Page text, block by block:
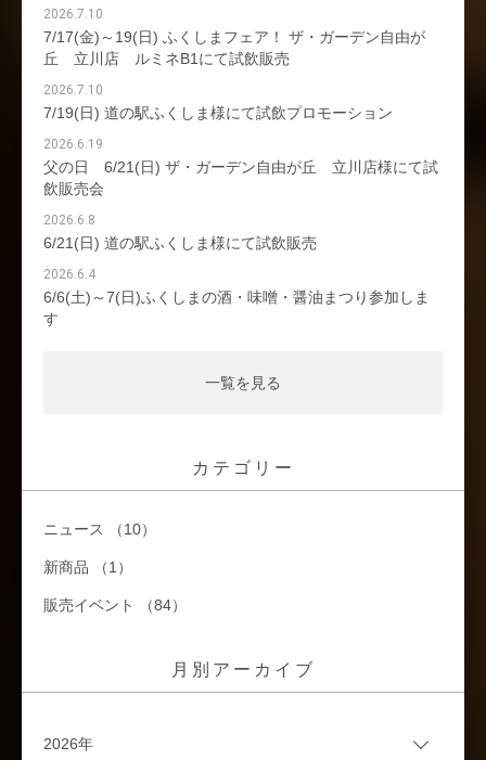
2026.7.10
7/17(金)～19(日) ふくしまフェア！ ザ・ガーデン自由が
丘 立川店 ルミネB1にて試飲販売
2026.7.10
7/19(日) 道の駅ふくしま様にて試飲プロモーション
2026.6.19
父の日 6/21(日) ザ・ガーデン自由が丘 立川店様にて試
飲販売会
2026.6.8
6/21(日) 道の駅ふくしま様にて試飲販売
2026.6.4
6/6(土)～7(日)ふくしまの酒・味噌・醤油まつり参加しま
す
一覧を見る
カテゴリー
ニュース （10）
新商品 （1）
販売イベント （84）
月別アーカイブ
2026年